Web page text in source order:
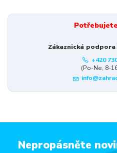
Zákaznická
+420
(Po-Ne, 8-
Nepropásněte